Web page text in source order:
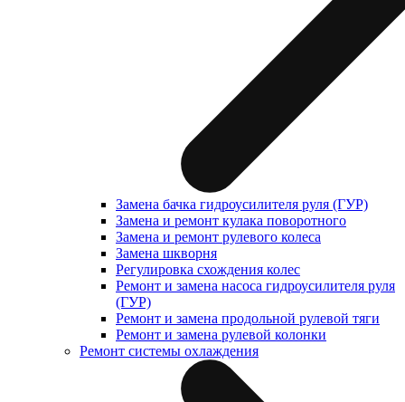
Замена бачка гидроусилителя руля (ГУР)
Замена и ремонт кулака поворотного
Замена и ремонт рулевого колеса
Замена шкворня
Регулировка схождения колес
Ремонт и замена насоса гидроусилителя руля
(ГУР)
Ремонт и замена продольной рулевой тяги
Ремонт и замена рулевой колонки
Ремонт системы охлаждения